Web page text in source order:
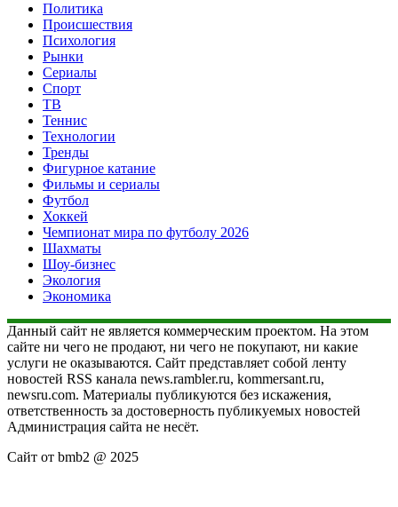
Политика
Происшествия
Психология
Рынки
Сериалы
Спорт
ТВ
Теннис
Технологии
Тренды
Фигурное катание
Фильмы и сериалы
Футбол
Хоккей
Чемпионат мира по футболу 2026
Шахматы
Шоу-бизнес
Экология
Экономика
Данный сайт не является коммерческим проектом. На этом
сайте ни чего не продают, ни чего не покупают, ни какие
услуги не оказываются. Сайт представляет собой ленту
новостей RSS канала news.rambler.ru, kommersant.ru,
newsru.com. Материалы публикуются без искажения,
ответственность за достоверность публикуемых новостей
Администрация сайта не несёт.
Сайт от bmb2 @ 2025